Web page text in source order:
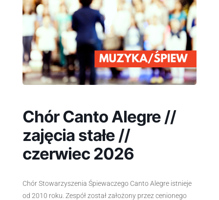
Chór Canto Alegre //
zajęcia stałe //
czerwiec 2026
Chór Stowarzyszenia Śpiewaczego Canto Alegre istnieje
od 2010 roku. Zespół został założony przez cenionego